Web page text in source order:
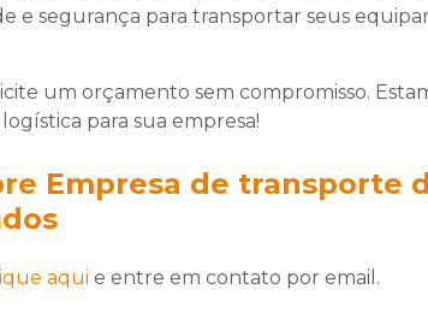
e segurança para transportar seus
um orçamento sem compromisso.
para sua empresa!
Empresa de transporte
aqui e entre em contato por email.